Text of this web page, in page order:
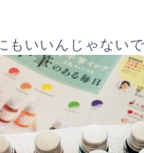
もいいんじゃないで